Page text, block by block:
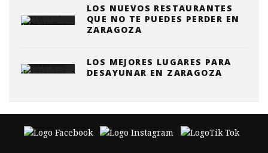
LOS NUEVOS RESTAURANTES
QUE NO TE PUEDES PERDER EN
ZARAGOZA
LOS MEJORES LUGARES PARA
DESAYUNAR EN ZARAGOZA